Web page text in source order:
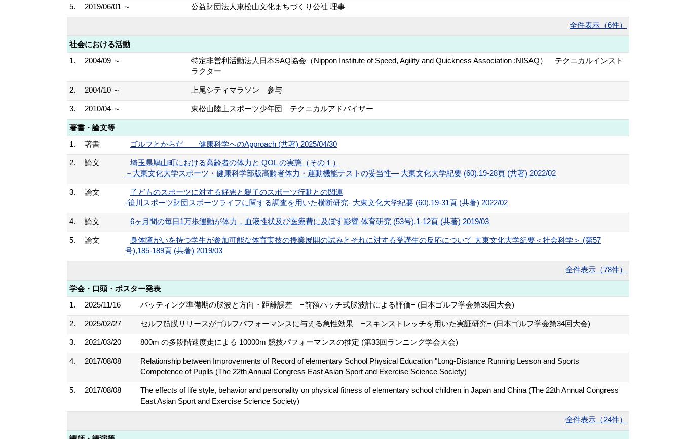
5. 2019/06/01 ～ 公益財団法人東松山文化まちづくり公社 理事
全件表示（6件）
社会における活動
1.
2004/09 ～
特定非営利活動法人日本SAQ協会（Nippon Institute of Speed, Agility and Quickness Association :NISAQ） テクニカルインスト
ラクター
2. 2004/10 ～ 上尾シティマラソン 参与
3. 2010/04 ～ 東松山陸上スポーツ少年団 テクニカルアドバイザー
著書・論文等
1.
著書 ゴルフとからだ 健康科学へのApproach (共著) 2025/04/30
2. 論文
埼玉県鳩山町における高齢者の体力と QOL の実態（その１）
－大東文化大学スポーツ・健康科学部版高齢者体力・運動機能テストの妥当性— 大東文化大学紀要 (60),19-28頁 (共著) 2022/02
3. 論文
子どものスポーツに対する好悪と親子のスポーツ行動との関連
-笹川スポーツ財団スポーツライフに関する調査を用いた横断研究- 大東文化大学紀要 (60),19-31頁 (共著) 2022/02
4. 論文 6ヶ月間の毎日1万歩運動が体力，血液性状及び医療費に及ぼす影響 体育研究 (53号),1-12頁 (共著) 2019/03
5. 論文
身体障がいを持つ学生が参加可能な体育実技の授業展開の試みとそれに対する受講生の反応について 大東文化大学紀要＜社会科学＞ (第57
号),185-189頁 (共著) 2019/03
全件表示（78件）
学会・口頭・ポスター発表
1.
2025/11/16 パッティング準備期の脳波と方向・距離誤差 −前額パッチ式脳波計による評価− (日本ゴルフ学会第35回大会)
2. 2025/02/27 セルフ筋膜リリースがゴルフパフォーマンスに与える急性効果 −スキンストレッチを用いた実証研究− (日本ゴルフ学会第34回大会)
3. 2021/03/20 800m の多段階速度走による 10000m 競技パフォーマンスの推定 (第33回ランニング学会大会)
4. 2017/08/08
Relationship between Improvements of Record of elementary School Physical Education "Long-Distance Running Lesson and Sports
Competence of Pupils (The 22th Annual Congress East Asian Sport and Exercise Science Society)
5. 2017/08/08
The effects of life style, behavior and personality on physical fitness of elementary school children in Japan and China (The 22th Annual Congress
East Asian Sport and Exercise Science Society)
全件表示（24件）